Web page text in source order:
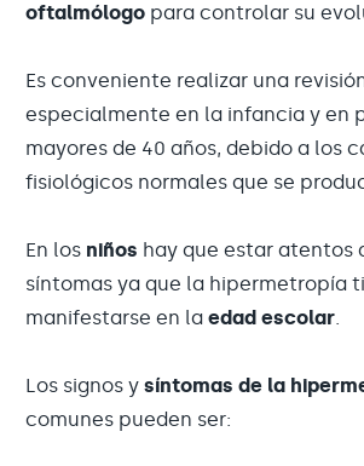
oftalmólogo para controlar su
Es conveniente realizar una
especialmente en la infancia y en
mayores de 40 años, debido a los
fisiológicos normales que se
En los niños hay que estar atentos
síntomas ya que la hipermetropía
manifestarse en la edad escolar.
Los signos y síntomas de la
comunes pueden ser: